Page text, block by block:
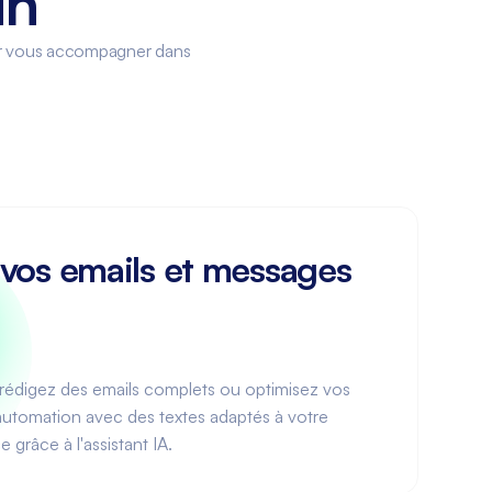
vous accompagner dans
emails et messages
des emails complets ou optimisez vos
avec des textes adaptés à votre
grâce à l'assistant IA.